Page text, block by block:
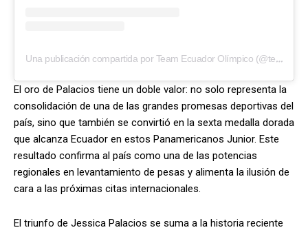
Una publicación compartida por Team Ecuador Olímpico (@teamecuadorolimpico)
El oro de Palacios tiene un doble valor: no solo representa la
consolidación de una de las grandes promesas deportivas del
país, sino que también se convirtió en la sexta medalla dorada
que alcanza Ecuador en estos Panamericanos Junior. Este
resultado confirma al país como una de las potencias
regionales en levantamiento de pesas y alimenta la ilusión de
cara a las próximas citas internacionales.
El triunfo de Jessica Palacios se suma a la historia reciente